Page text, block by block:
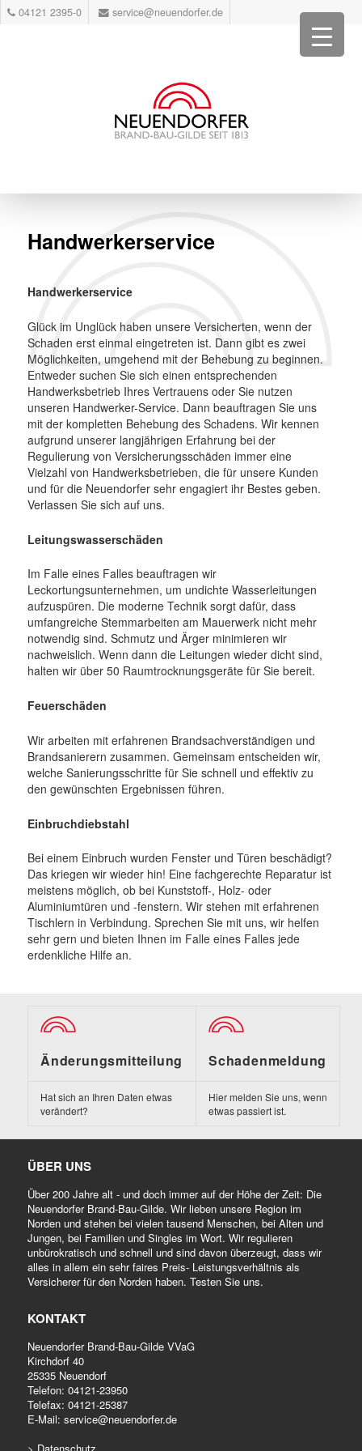
04121 2395-0 service@neuendorfer.de
Handwerkerservice
Handwerkerservice
Glück im Unglück haben unsere Versicherten, wenn der
Schaden erst einmal eingetreten ist. Dann gibt es zwei
Möglichkeiten, umgehend mit der Behebung zu beginnen.
Entweder suchen Sie sich einen entsprechenden
Handwerksbetrieb Ihres Vertrauens oder Sie nutzen
unseren Handwerker-Service. Dann beauftragen Sie uns
mit der kompletten Behebung des Schadens. Wir kennen
aufgrund unserer langjährigen Erfahrung bei der
Regulierung von Versicherungsschäden immer eine
Vielzahl von Handwerksbetrieben, die für unsere Kunden
und für die Neuendorfer sehr engagiert ihr Bestes geben.
Verlassen Sie sich auf uns.
Leitungswasserschäden
Im Falle eines Falles beauftragen wir
Leckortungsunternehmen, um undichte Wasserleitungen
aufzuspüren. Die moderne Technik sorgt dafür, dass
umfangreiche Stemmarbeiten am Mauerwerk nicht mehr
notwendig sind. Schmutz und Ärger minimieren wir
nachweislich. Wenn dann die Leitungen wieder dicht sind,
halten wir über 50 Raumtrocknungsgeräte für Sie bereit.
Feuerschäden
Wir arbeiten mit erfahrenen Brandsachverständigen und
Brandsanierern zusammen. Gemeinsam entscheiden wir,
welche Sanierungsschritte für Sie schnell und effektiv zu
den gewünschten Ergebnissen führen.
Einbruchdiebstahl
Bei einem Einbruch wurden Fenster und Türen beschädigt?
Das kriegen wir wieder hin! Eine fachgerechte Reparatur ist
meistens möglich, ob bei Kunststoff-, Holz- oder
Aluminiumtüren und -fenstern. Wir stehen mit erfahrenen
Tischlern in Verbindung. Sprechen Sie mit uns, wir helfen
sehr gern und bieten Ihnen im Falle eines Falles jede
erdenkliche Hilfe an.
Änderungsmitteilung Schadenmeldung
Hat sich an Ihren Daten etwas
verändert?
Hier melden Sie uns, wenn
etwas passiert ist.
ÜBER UNS
Über 200 Jahre alt - und doch immer auf der Höhe der Zeit: Die
Neuendorfer Brand-Bau-Gilde. Wir lieben unsere Region im
Norden und stehen bei vielen tausend Menschen, bei Alten und
Jungen, bei Familien und Singles im Wort. Wir regulieren
unbürokratisch und schnell und sind davon überzeugt, dass wir
alles in allem ein sehr faires Preis- Leistungsverhältnis als
Versicherer für den Norden haben. Testen Sie uns.
KONTAKT
Neuendorfer Brand-Bau-Gilde VVaG
Kirchdorf 40
25335 Neuendorf
Telefon:04121-23950
Telefax: 04121-25387
E-Mail:service@neuendorfer.de